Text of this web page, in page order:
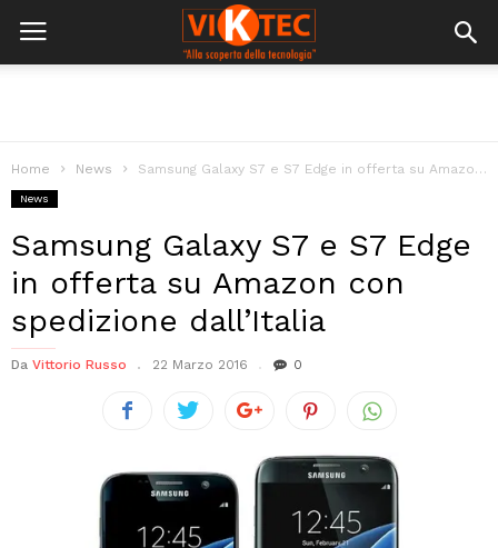
Home News Samsung Galaxy S7 e S7 Edge in offerta su Amazon con spedizione...
News
Samsung Galaxy S7 e S7 Edge
in offerta su Amazon con
spedizione dall’Italia
Da Vittorio Russo 22 Marzo 2016 0